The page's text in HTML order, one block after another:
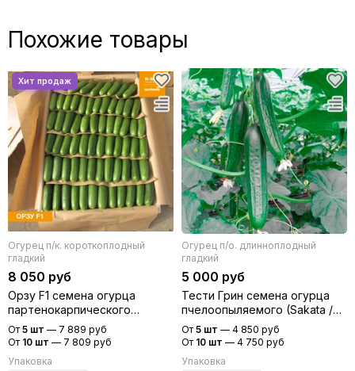
Похожие товары
Огурец п/к. короткоплодный
гладкий
8 050 руб
Орзу F1 семена огурца
партенокарпического
(Nunhems / Нюнемс)
От 5 шт — 7 889 руб
От 10 шт — 7 809 руб
Упаковка
Огурец п/о. длинноплодный
гладкий
5 000 руб
Тести Грин семена огурца
пчелоопыляемого (Sakata /
Саката)
От 5 шт — 4 850 руб
От 10 шт — 4 750 руб
Упаковка